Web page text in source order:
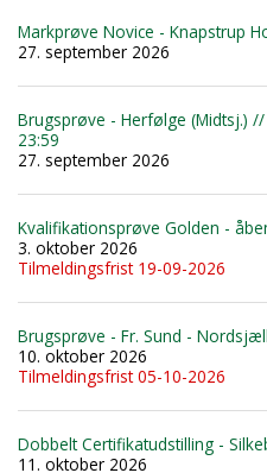
Markprøve Novice - Knapstrup
27. september 2026
Brugsprøve - Herfølge (Midtsj.)
23:59
27. september 2026
Kvalifikationsprøve Golden -
3. oktober 2026
Tilmeldingsfrist 19-09-2026
Brugsprøve - Fr. Sund -
10. oktober 2026
Tilmeldingsfrist 05-10-2026
Dobbelt Certifikatudstilling -
11. oktober 2026